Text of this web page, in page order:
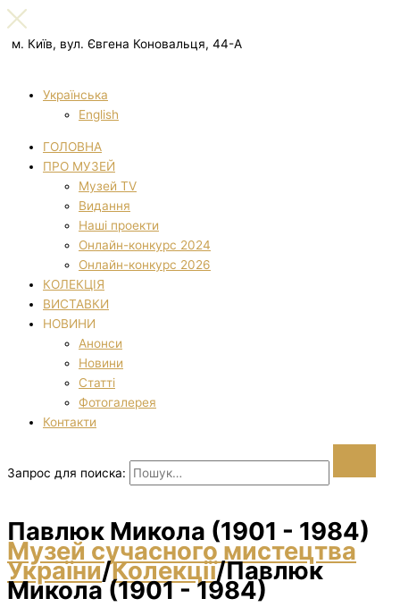
м. Київ, вул. Євгена Коновальця, 44-А
Українська
English
ГОЛОВНА
ПРО МУЗЕЙ
Музей TV
Видання
Наші проекти
Онлайн-конкурс 2024
Онлайн-конкурс 2026
КОЛЕКЦІЯ
ВИСТАВКИ
НОВИНИ
Анонси
Новини
Статті
Фотогалерея
Контакти
Запрос для поиска:
Павлюк Микола (1901 - 1984)
Музей сучасного мистецтва
України/Колекції/Павлюк
Микола (1901 - 1984)